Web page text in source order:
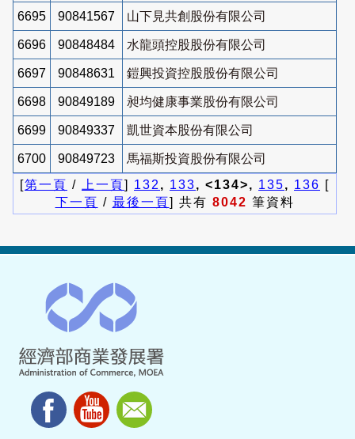
6695 90841567 山下見共創股份有限公司
6696 90848484 水龍頭控股股份有限公司
6697 90848631 鎧興投資控股股份有限公司
6698 90849189 昶均健康事業股份有限公司
6699 90849337 凱世資本股份有限公司
6700 90849723
馬福斯投資股份有限公司
[第一頁 / 上一頁] 132 , 133, <134>, 135, 136 [
下一頁 / 最後一頁] 共有 8042 筆資料